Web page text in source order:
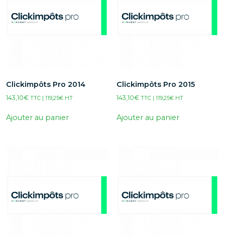
Clickimpôts Pro 2014
143,10€ TTC | 119,25€ HT
Ajouter au panier
Clickimpôts Pro 2015
143,10€ TTC |119,25€ HT
Ajouter au panier